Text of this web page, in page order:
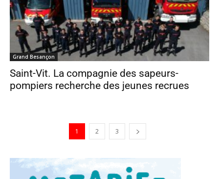
Grand Besançon
Saint-Vit. La compagnie des sapeurs-
pompiers recherche des jeunes recrues
1 2 3